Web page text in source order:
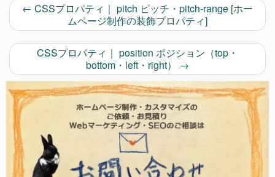
← CSSプロパティ｜ pitch ピッチ・pitch-range [ホー
ムページ制作の装飾プロパティ]
CSSプロパティ｜ position ポジション（top・
bottom・left・right） →